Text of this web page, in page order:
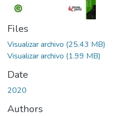
Files
Visualizar archivo (25.43 MB)
Visualizar archivo (1.99 MB)
Date
2020
Authors